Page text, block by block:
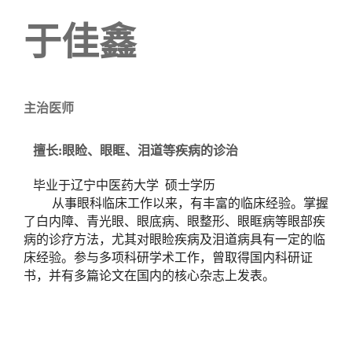
于佳鑫
主治医师
擅长:眼睑、眼眶、泪道等疾病的诊治
毕业于辽宁中医药大学 硕士学历
从事眼科临床工作以来，有丰富的临床经验。掌握
了白内障、青光眼、眼底病、眼整形、眼眶病等眼部疾
病的诊疗方法，尤其对眼睑疾病及泪道病具有一定的临
床经验。参与多项科研学术工作，曾取得国内科研证
书，并有多篇论文在国内的核心杂志上发表。